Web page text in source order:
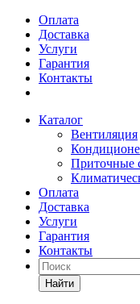
Оплата
Доставка
Услуги
Гарантия
Контакты
Каталог
Вентиляция
Приточные
Оплата
Доставка
Услуги
Гарантия
Контакты
Найти